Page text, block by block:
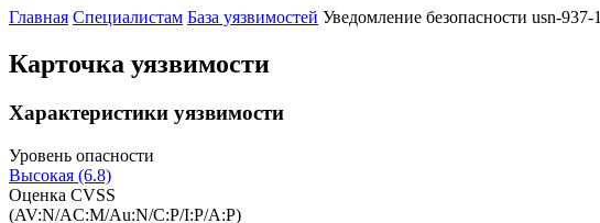
Главная Специалистам База уязвимостей Уведомление безопасности usn-937-1
Карточка уязвимости
Характеристики уязвимости
Уровень опасности
Высокая (6.8)
Оценка CVSS
(AV:N/AC:M/Au:N/C:P/I:P/A:P)